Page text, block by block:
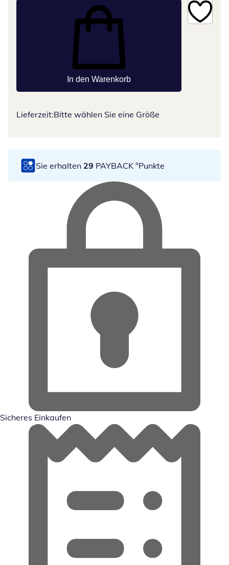
In den Warenkorb
Lieferzeit:Bitte wählen Sie eine Größe
Sie erhalten 29 PAYBACK °Punkte
Sicheres Einkaufen